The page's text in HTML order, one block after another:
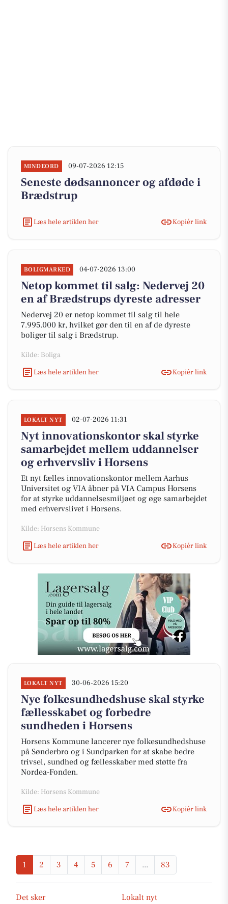
MINDEORD 09-07-2026 12:15
Seneste dødsannoncer og afdøde i
Brædstrup
Læs hele artiklen her Kopiér link
BOLIGMARKED 04-07-2026 13:00
Netop kommet til salg: Nedervej 20
en af Brædstrups dyreste adresser
Nedervej 20 er netop kommet til salg til hele
7.995.000 kr, hvilket gør den til en af de dyreste
boliger til salg i Brædstrup.
Kilde: Boliga
Læs hele artiklen her
Kopiér link
LOKALT NYT 02-07-2026 11:31
Nyt innovationskontor skal styrke
samarbejdet mellem uddannelser
og erhvervsliv i Horsens
Et nyt fælles innovationskontor mellem Aarhus
Universitet og VIA åbner på VIA Campus Horsens
for at styrke uddannelsesmiljøet og øge samarbejdet
med erhvervslivet i Horsens.
Kilde: Horsens Kommune
Læs hele artiklen her
Kopiér link
LOKALT NYT 30-06-2026 15:20
Nye folkesundhedshuse skal styrke
fællesskabet og forbedre
sundheden i Horsens
Horsens Kommune lancerer nye folkesundhedshuse
på Sønderbro og i Sundparken for at skabe bedre
trivsel, sundhed og fællesskaber med støtte fra
Nordea-Fonden.
Kilde: Horsens Kommune
Læs hele artiklen her
Kopiér link
1 2 3 4 5 6 7 ... 83
Det sker
Lokalt nyt